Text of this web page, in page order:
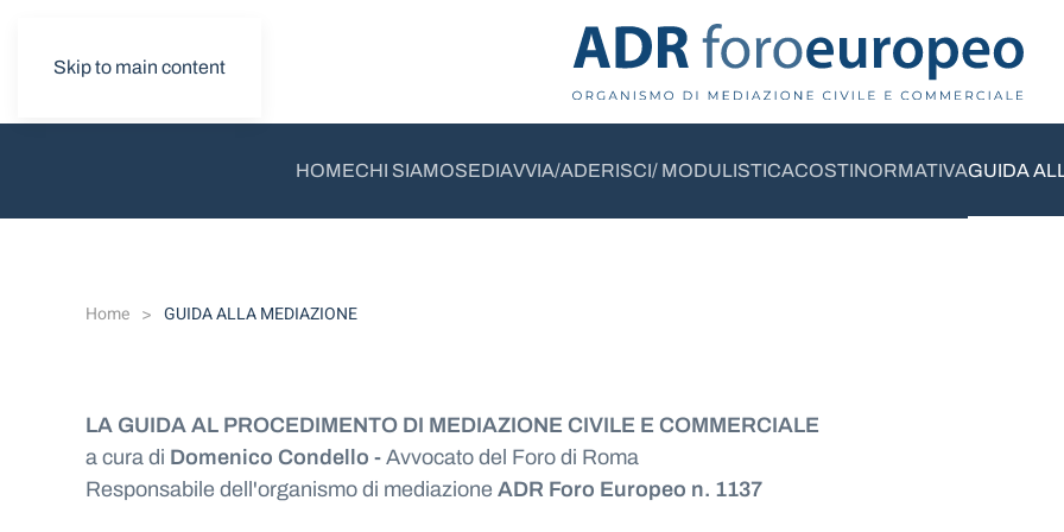
Skip to main content
HOMECHI SIAMOSEDIAVVIA/ADERISCI/ MODULISTICACOSTINORMATIVAGUIDA
Home GUIDA ALLA MEDIAZIONE
LA GUIDA AL PROCEDIMENTO DI MEDIAZIONE CIVILE E COMMERCIALE
a cura di Domenico Condello - Avvocato del Foro di Roma
Responsabile dell'organismo di mediazione ADR Foro Europeo n. 1137